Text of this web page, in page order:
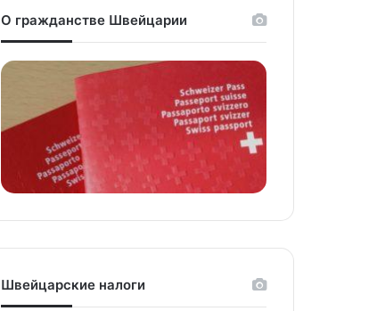
О гражданстве Швейцарии
Швейцарские налоги